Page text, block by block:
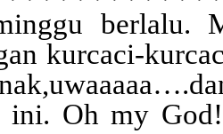
kurcaci-
ini. Oh my